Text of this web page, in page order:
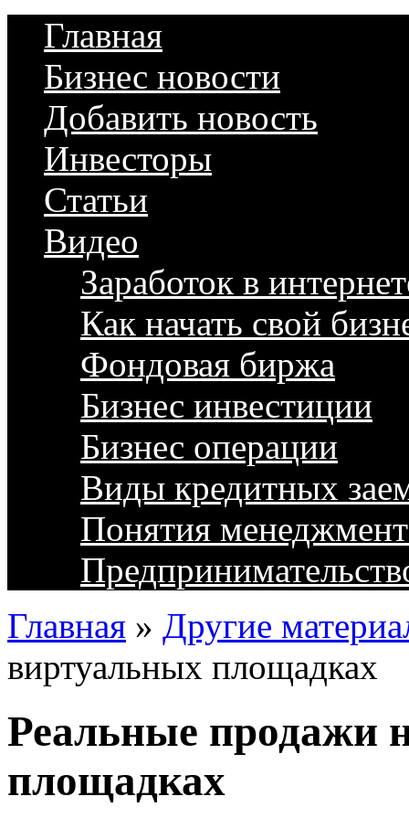
Главная
Бизнес новости
Добавить новость
Инвесторы
Статьи
Видео
Заработок в
Как начать свой
Фондовая биржа
Бизнес инвестиции
Бизнес операции
Виды кредитных
Понятия
Главная » Другие
виртуальных площадках
Реальные продажи
площадках